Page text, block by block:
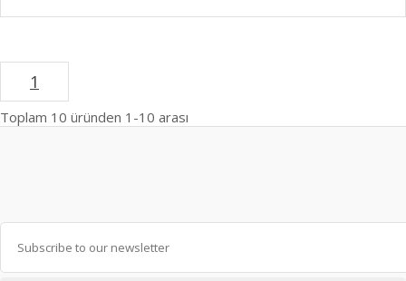
1
Toplam 10 üründen 1-10 arası